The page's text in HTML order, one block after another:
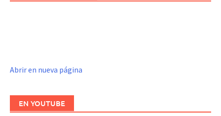
Abrir en nueva página
EN YOUTUBE